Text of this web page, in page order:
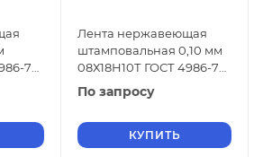
79
Лента нержавеющая
штамповальная 0,10 мм
08Х18Н10Т ГОСТ 4986-79
г/к
По запросу
КУПИТЬ